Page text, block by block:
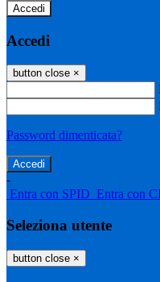
Accedi
Accedi
button close ×
Password dimenticata?
-
Entra con SPID Entra con
Seleziona utente
button close ×